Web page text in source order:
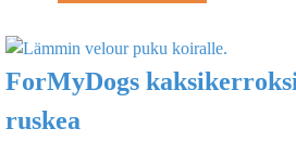
ForMyDogs
ruskea